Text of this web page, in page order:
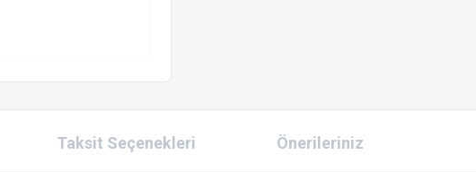
Taksit Seçenekleri Önerileriniz